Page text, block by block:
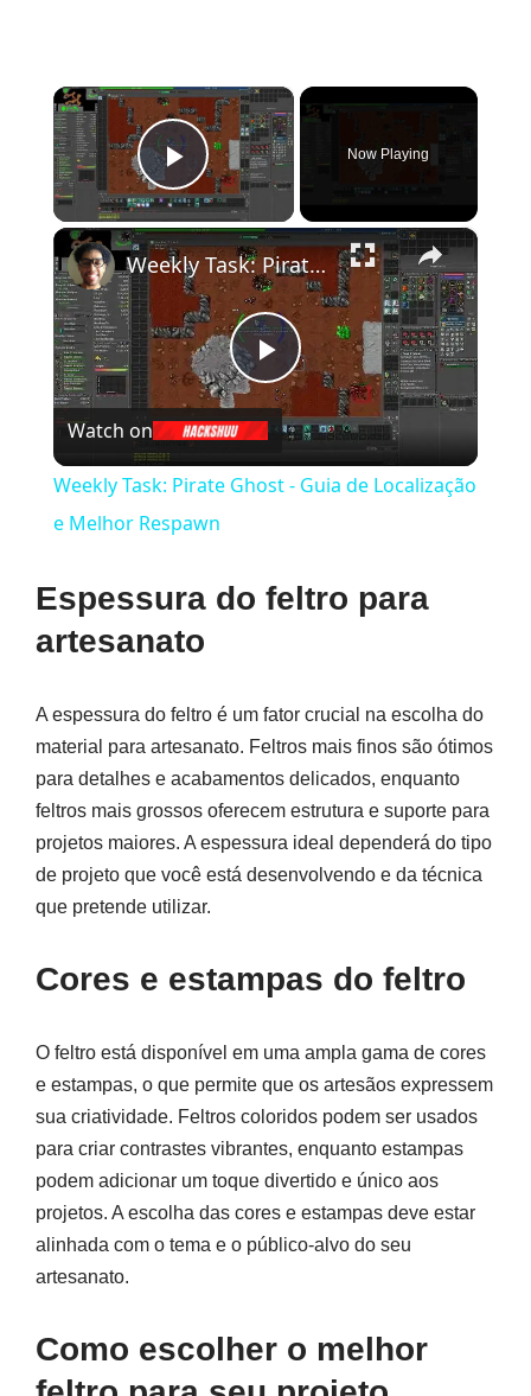
×
Play Video
Now Playing
×
Play
Video
Weekly Task: Pirate Ghost - Guia de Localização e Melhor Respawn
Watch on
Weekly Task: Pirate Ghost - Guia de Localização
e Melhor Respawn
Espessura do feltro para
artesanato
A espessura do feltro é um fator crucial na escolha do
material para artesanato. Feltros mais finos são ótimos
para detalhes e acabamentos delicados, enquanto
feltros mais grossos oferecem estrutura e suporte para
projetos maiores. A espessura ideal dependerá do tipo
de projeto que você está desenvolvendo e da técnica
que pretende utilizar.
Cores e estampas do feltro
O feltro está disponível em uma ampla gama de cores
e estampas, o que permite que os artesãos expressem
sua criatividade. Feltros coloridos podem ser usados
para criar contrastes vibrantes, enquanto estampas
podem adicionar um toque divertido e único aos
projetos. A escolha das cores e estampas deve estar
alinhada com o tema e o público-alvo do seu
artesanato.
Como escolher o melhor